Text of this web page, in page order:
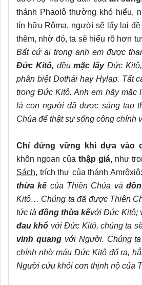
thánh Phaolô thường khó hiểu,
tín hữu Rôma, người sẽ lấy lại đề
thêm, nhờ đó, ta sẽ hiểu rõ hơn
Bất cứ ai trong anh em được
Đức Kitô, đềumặc lấyĐức Kitô,
phân biệt Dothái hay Hylạp. Tất
trong Đức Kitô. Anh em hãy mặc
là con người đã được sáng tạo
Chúa để thật sự sống công chính
Chỉ đứng vững khi dựa vào
khôn ngoan của thập giá,như
Sách, trích thư của thánh Amrôxiô:
thừa kế của Thiên Chúa và
Kitô… Chúng ta đã được Thiên
tức làđồng thừa kếvới Đức Kitô;
đau khổ với Đức Kitô, chúng ta
vinh quangvới Người. Chúng
chính nhờ máu Đức Kitô đổ ra,
Người cứu khỏi cơn thịnh nộ của